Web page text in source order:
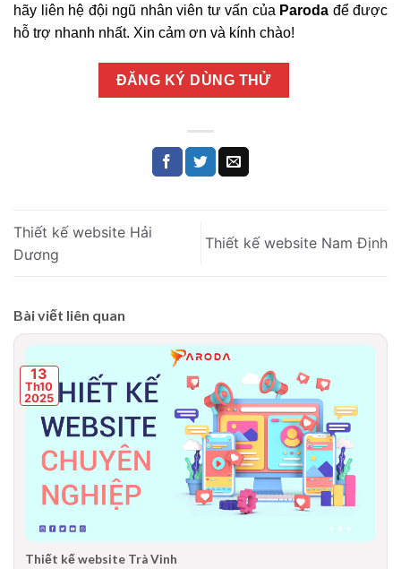
hãy liên hệ đội ngũ nhân viên tư vấn của Paroda để được
hỗ trợ nhanh nhất. Xin cảm ơn và kính chào!
ĐĂNG KÝ DÙNG THỬ
Thiết kế website Hải
Dương
Thiết kế website Nam Định
Bài viết liên quan
Thiết kế website Trà Vinh
13
Th10
2025